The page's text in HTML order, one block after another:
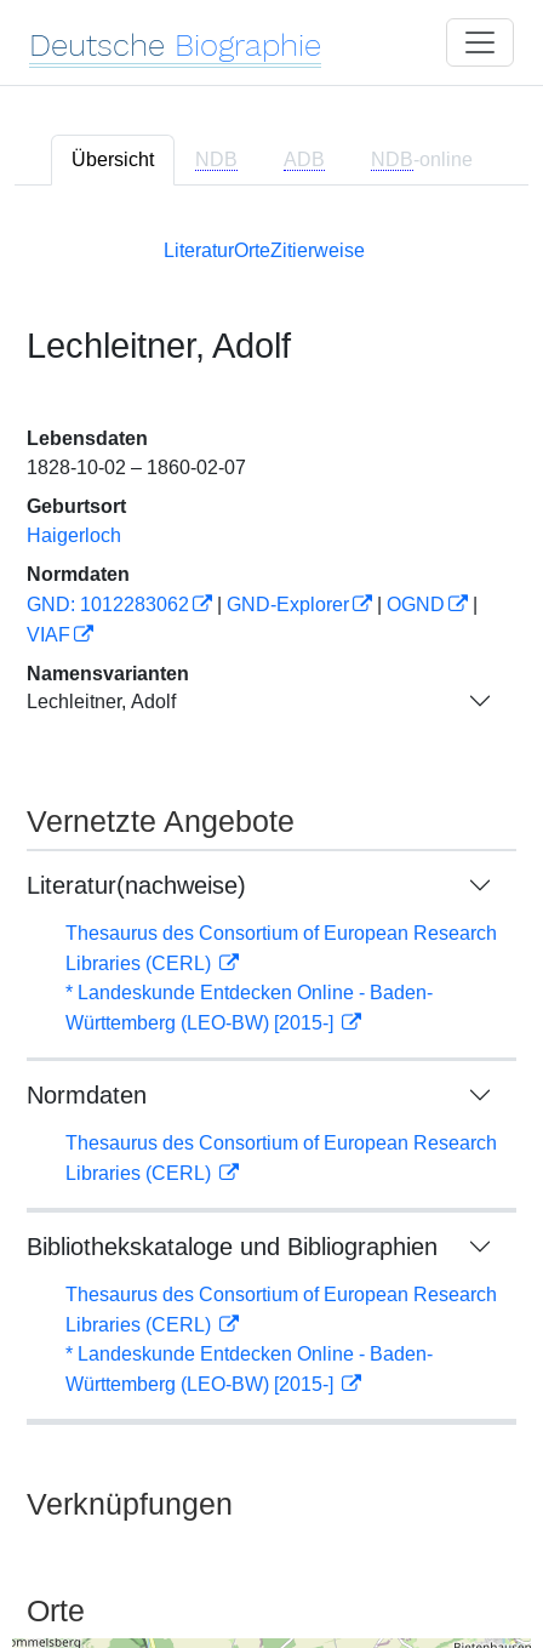
Deutsche Biographie
Übersicht NDB ADB NDB-online
LiteraturOrteZitierweise
Lechleitner, Adolf
Lebensdaten
1828-10-02 – 1860-02-07
Geburtsort
Haigerloch
Normdaten
GND: 1012283062
GND-Explorer OGND
VIAF
Namensvarianten
Lechleitner, Adolf
Vernetzte Angebote
Literatur(nachweise)
Thesaurus des Consortium of European Research
Libraries (CERL)
* Landeskunde Entdecken Online - Baden-
Württemberg (LEO-BW) [2015-]
Normdaten
Thesaurus des Consortium of European Research
Libraries (CERL)
Bibliothekskataloge und Bibliographien
Thesaurus des Consortium of European Research
Libraries (CERL)
* Landeskunde Entdecken Online - Baden-
Württemberg (LEO-BW) [2015-]
Verknüpfungen
Orte